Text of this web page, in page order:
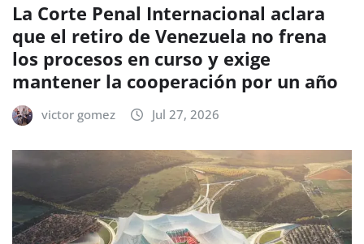
La Corte Penal Internacional aclara
que el retiro de Venezuela no frena
los procesos en curso y exige
mantener la cooperación por un año
victor gomez Jul 27, 2026